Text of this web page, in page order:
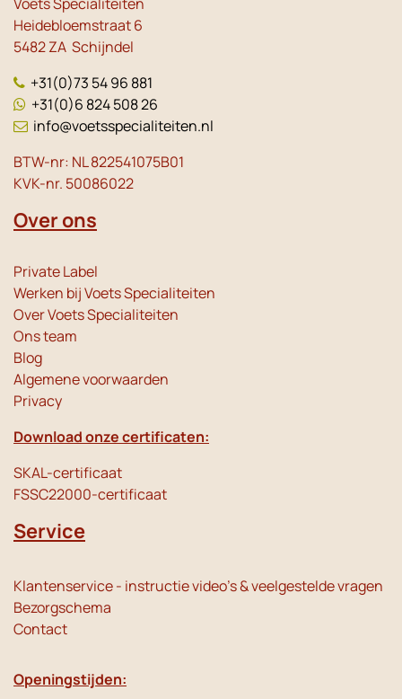
Heidebloemstraat 6
5482 ZA Schijndel
+31(0)73 54 96 881
+31(0)6 824 508 26
info@voetsspecialiteiten.nl
BTW-nr: NL 822541075B01
KVK-nr. 50086022
Over ons
Private Label
Werken bij Voets Specialiteiten
Over Voets Specialiteiten
Ons team
Blog
Algemene voorwaarden
Privacy
Download onze certificaten:
SKAL-certificaat
FSSC22000-certificaat
Service
Klantenservice - instructie video's & veelgestelde vragen
Bezorgschema
Contact
Openingstijden: